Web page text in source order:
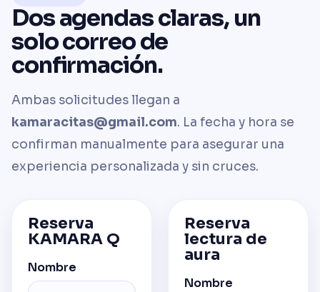
Dos agendas claras, un
solo correo de
confirmación.
Ambas solicitudes llegan a
kamaracitas@gmail.com. La fecha y hora se
confirman manualmente para asegurar una
experiencia personalizada y sin cruces.
Reserva
KAMARA Q
Nombre
Reserva
lectura de
aura
Nombre